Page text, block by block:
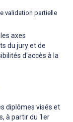
validation partielle
axes
du jury et de
d'accès à la
diplômes visés et
à partir du 1er